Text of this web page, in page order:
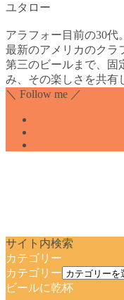
ユタロー
アラフォー目前の30代
最新のアメリカのクラ
第三のビールまで、固
み、その楽しさを共有
＼ Follow me ／
サイト内検索
カテゴリー
カテゴリー
ビールに乾杯